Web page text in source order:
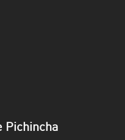
Pichincha